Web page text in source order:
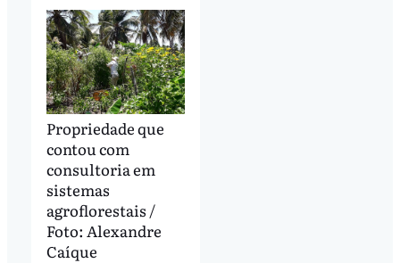
Propriedade que
contou com
consultoria em
sistemas
agroflorestais /
Foto: Alexandre
Caíque